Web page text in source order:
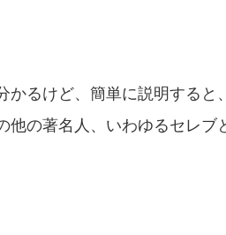
かるけど、簡単に説明すると
他の著名人、いわゆるセレブ